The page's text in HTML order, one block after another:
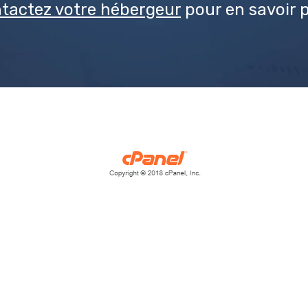
votre hébergeur pour en savoir